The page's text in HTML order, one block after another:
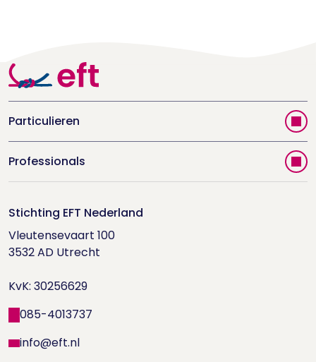
Particulieren
Vind jouw therapeut
Videoportal
Doe de relatietest
Houd me Vast-bijeenkomsten
Professionals
Trainingen
Supervisorenlijst
Nieuwsbrief ontvangen?
Wetenschappelijk onderzoek
Stichting EFT Nederland
Vleutensevaart 100
3532 AD Utrecht
KvK: 30256629
085-4013737
info@eft.nl